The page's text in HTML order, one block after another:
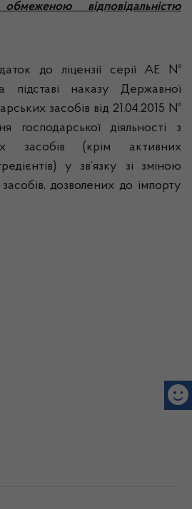
відповідальністю
до ліцензії серії АЕ №
підставі наказу Державної
засобів від 21.04.2015 №
господарської діяльності з
засобів (крім активних
у зв’язку зі зміною
дозволених до імпорту